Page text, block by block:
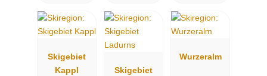
Skigebiet
Kappl
Skigebiet
Wurzeralm